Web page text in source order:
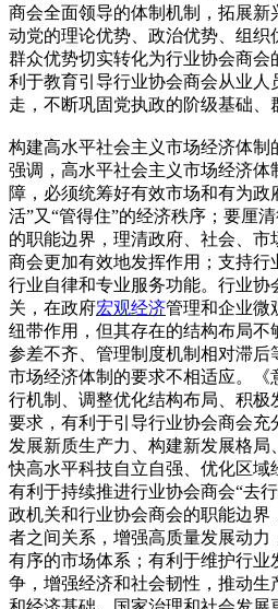
商会全面领导的体制机制，拓展新
动党的理论优势、政治优势、组织
群众优势切实转化为行业协会商
利于教育引导行业协会商会从业人
走，不断巩固党执政的阶级基础、
构建高水平社会主义市场经济体
强调，高水平社会主义市场经济体
障，必须统筹好有效市场和有为政
活”又“管得住”的经济秩序；要厘
的职能边界，理清政府、社会、
商会更加有效地发挥作用；支持
行业自律和专业服务功能。行业协
关，在政府宏观经济管理和企业微
纽带作用，但其存在的结构布局
参差不齐、管理制度机制相对滞后
市场经济体制的要求不相适应。《
行机制、调整优化结构布局、积极
要求，有利于引导行业协会商会充
发展新质生产力、构建新发展格
快高水平科技自立自强、优化区域
有利于持续推进行业协会商会“去
政机关和行业协会商会的职能边界
者之间关系，增强高质量发展动力
有序的市场体系；有利于维护行业
争，增强经济和社会韧性，推动